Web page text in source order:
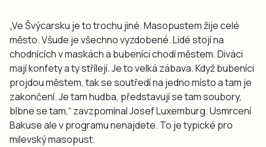
„Ve Švýcarsku je to trochu jiné. Masopustem žije celé
město. Všude je všechno vyzdobené. Lidé stojí na
chodnících v maskách a bubeníci chodí městem. Diváci
mají konfety a ty střílejí. Je to velká zábava. Když bubeníci
projdou městem, tak se soutředí na jedno místo a tam je
zakončení. Je tam hudba, představují se tam soubory,
blbne se tam,“ zavzpomínal Josef Luxemburg. Usmrcení
Bakuse ale v programu nenajdete. To je typické pro
milevský masopust.